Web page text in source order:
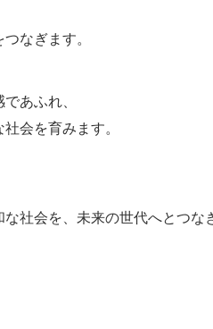
なぎます。
あふれ、
会を育みます。
社会を、未来の世代へとつな